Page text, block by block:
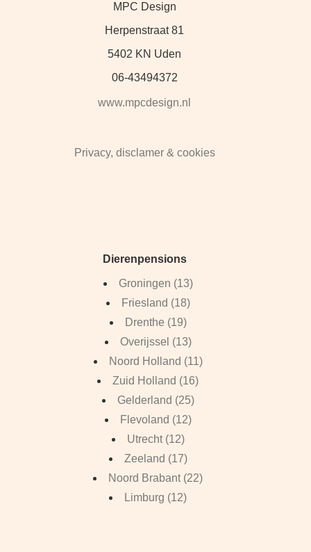
MPC Design
Herpenstraat 81
5402 KN Uden
06-43494372
www.mpcdesign.nl
Privacy, disclamer & cookies
Dierenpensions
Groningen (13)
Friesland (18)
Drenthe (19)
Overijssel (13)
Noord Holland (11)
Zuid Holland (16)
Gelderland (25)
Flevoland (12)
Utrecht (12)
Zeeland (17)
Noord Brabant (22)
Limburg (12)